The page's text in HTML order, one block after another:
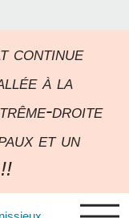
continue
à la
droite
et un